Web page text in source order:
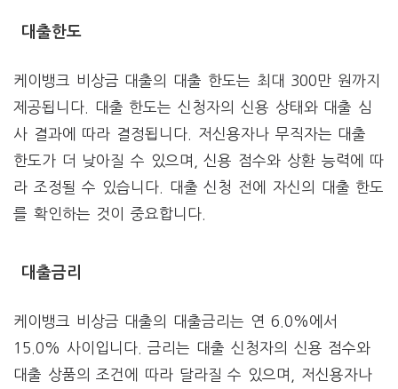
대출한도
케이뱅크 비상금 대출의 대출 한도는 최대 300만 원까지
제공됩니다. 대출 한도는 신청자의 신용 상태와 대출 심
사 결과에 따라 결정됩니다. 저신용자나 무직자는 대출
한도가 더 낮아질 수 있으며, 신용 점수와 상환 능력에 따
라 조정될 수 있습니다. 대출 신청 전에 자신의 대출 한도
를 확인하는 것이 중요합니다.
대출금리
케이뱅크 비상금 대출의 대출금리는 연 6.0%에서
15.0% 사이입니다. 금리는 대출 신청자의 신용 점수와
대출 상품의 조건에 따라 달라질 수 있으며, 저신용자나